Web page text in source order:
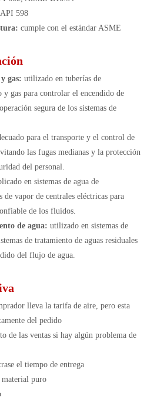
API 598
cumple con el estándar ASME
gas: utilizado en tuberías de
y gas para controlar el encendido de
segura de los sistemas de
para el transporte y el control de
las fugas medianas y la protección
del personal.
en sistemas de agua de
de vapor de centrales eléctricas para
de los fluidos.
de agua: utilizado en sistemas de
de tratamiento de aguas residuales
del flujo de agua.
lleva la tarifa de aire, pero esta
del pedido
de las ventas si hay algún problema de
el tiempo de entrega
material puro